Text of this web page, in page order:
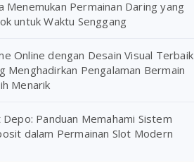
Menemukan Permainan Daring yang
untuk Waktu Senggang
Online dengan Desain Visual Terbaik
Menghadirkan Pengalaman Bermain
Menarik
Depo: Panduan Memahami Sistem
dalam Permainan Slot Modern